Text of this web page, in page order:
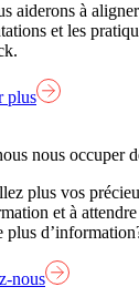
aiderons à
et les
plus
nous occuper
plus vos
et à
plus
nous